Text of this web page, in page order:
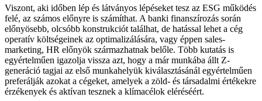
Viszont, aki időben lép és látványos lépéseket tesz az ESG működés
felé, az számos előnyre is számíthat. A banki finanszírozás során
előnyösebb, olcsóbb konstrukciót találhat, de hatással lehet a cég
operatív költségeinek az optimalizálására, vagy éppen sales-
marketing, HR előnyök származhatnak belőle. Több kutatás is
egyértelműen igazolja vissza azt, hogy a már munkába állt Z-
generáció tagjai az első munkahelyük kiválasztásánál egyértelműen
preferálják azokat a cégeket, amelyek a zöld- és társadalmi értékekre
érzékenyek és aktívan tesznek a klímacélok eléréséért.